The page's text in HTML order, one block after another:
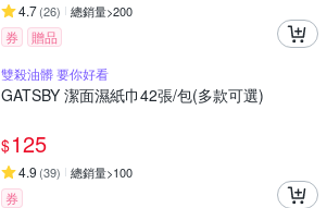
4.7(26) 總銷量>200
券
贈品
雙殺油髒 要你好看
GATSBY 潔面濕紙巾42張/包(多款可選)
$125
4.9 (39) 總銷量>100
券